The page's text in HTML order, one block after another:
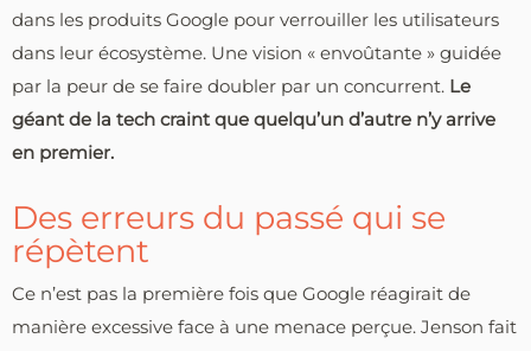
dans les produits Google pour verrouiller les utilisateurs
dans leur écosystème. Une vision « envoûtante » guidée
par la peur de se faire doubler par un concurrent. Le
géant de la tech craint que quelqu’un d’autre n’y arrive
en premier.
Des erreurs du passé qui se
répètent
Ce n’est pas la première fois que Google réagirait de
manière excessive face à une menace perçue. Jenson fait